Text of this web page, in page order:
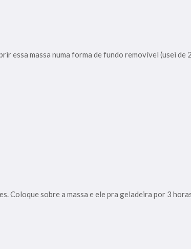
essa massa numa forma de fundo removível (usei
Coloque sobre a massa e ele pra geladeira por 3